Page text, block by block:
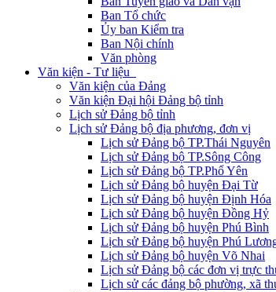
Ban Tổ chức
Ủy ban Kiểm tra
Ban Nội chính
Văn phòng
Văn kiện - Tư liệu
Văn kiện của Đảng
Văn kiện Đại hội Đảng bộ tỉnh
Lịch sử Đảng bộ tỉnh
Lịch sử Đảng bộ địa phương, đơn vị
Lịch sử Đảng bộ TP.Thái Nguyên
Lịch sử Đảng bộ TP.Sông Công
Lịch sử Đảng bộ TP.Phổ Yên
Lịch sử Đảng bộ huyện Đại Từ
Lịch sử Đảng bộ huyện Định Hóa
Lịch sử Đảng bộ huyện Đồng Hỷ
Lịch sử Đảng bộ huyện Phú Bình
Lịch sử Đảng bộ huyện Phú
Lịch sử Đảng bộ huyện Võ Nhai
Lịch sử Đảng bộ các đơn vị trực
Lịch sử các đảng bộ phường, xã